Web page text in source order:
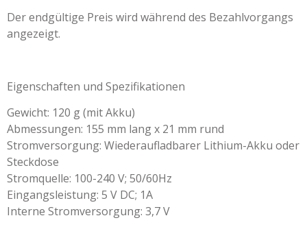
Der endgültige Preis wird während des Bezahlvorgangs
angezeigt.
Eigenschaften und Spezifikationen
Gewicht: 120 g (mit Akku)
Abmessungen: 155 mm lang x 21 mm rund
Stromversorgung: Wiederaufladbarer Lithium-Akku oder
Steckdose
Stromquelle: 100-240 V; 50/60Hz
Eingangsleistung: 5 V DC; 1A
Interne Stromversorgung: 3,7 V